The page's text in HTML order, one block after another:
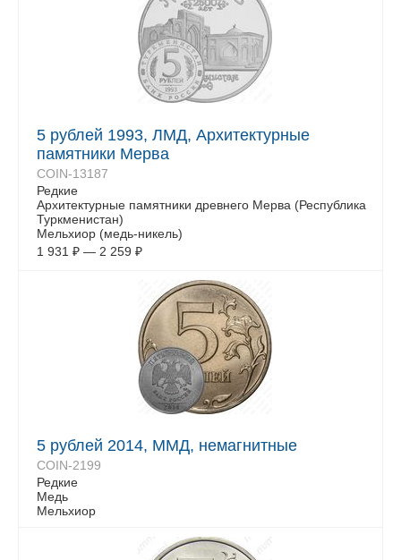
5 рублей 1993, ЛМД, Архитектурные
памятники Мерва
COIN-13187
Редкие
Архитектурные памятники древнего Мерва (Республика
Туркменистан)
Мельхиор (медь-никель)
1 931 ₽ — 2 259 ₽
5 рублей 2014, ММД, немагнитные
COIN-2199
Редкие
Медь
Мельхиор